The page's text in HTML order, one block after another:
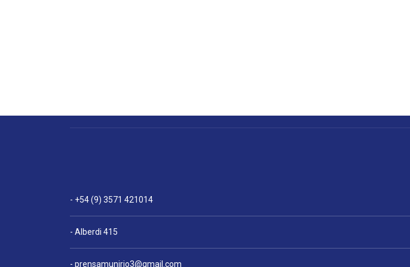
- +54 (9) 3571 421014
- Alberdi 415
- prensamunirio3@gmail.com